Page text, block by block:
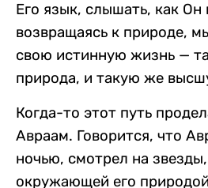
Его язык, слышать, как Он
возвращаясь к природе,
свою истинную жизнь —
природа, и такую же
Когда-то этот путь
Авраам. Говорится, что
ночью, смотрел на
окружающей его